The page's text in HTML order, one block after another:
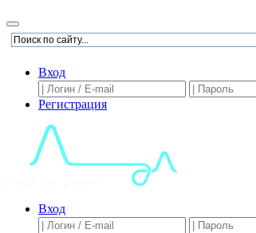
Вход
Регистрация
Вход